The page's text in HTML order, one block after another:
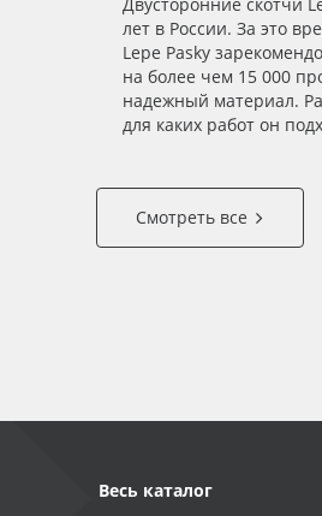
Двусторонние скотчи
лет в России. За это
Lepe Pasky
на более чем 15 000
надежный материал.
для каких работ он
Смотреть все
Весь каталог